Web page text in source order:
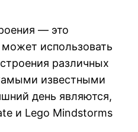
— это
использовать
различных
известными
день являются,
и Lego Mindstorms